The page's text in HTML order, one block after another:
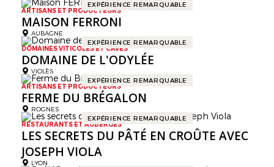
EXPÉRIENCE REMARQUABLE
ARTISANS ET PRODUCTEURS
MAISON FERRONI
AUBAGNE
EXPÉRIENCE REMARQUABLE
DOMAINES VITICOLES ET CAVES
DOMAINE DE L'ODYLÉE
VIOLÈS
EXPÉRIENCE REMARQUABLE
ARTISANS ET PRODUCTEURS
FERME DU BRÉGALON
ROGNES
EXPÉRIENCE REMARQUABLE
RESTAURANTS ET AUBERGES
LES SECRETS DU PÂTÉ EN CROÛTE AVEC
JOSEPH VIOLA
LYON